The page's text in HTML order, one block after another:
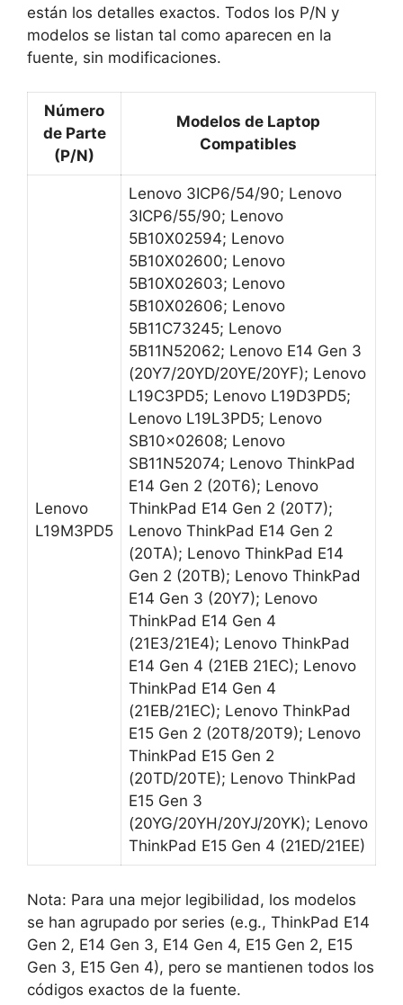
están los detalles exactos. Todos los P/N y
modelos se listan tal como aparecen en la
fuente, sin modificaciones.
Número
de Parte
(P/N)
Modelos de Laptop
Compatibles
Lenovo
L19M3PD5
Lenovo 3ICP6/54/90; Lenovo
3ICP6/55/90; Lenovo
5B10X02594; Lenovo
5B10X02600; Lenovo
5B10X02603; Lenovo
5B10X02606; Lenovo
5B11C73245; Lenovo
5B11N52062; Lenovo E14 Gen 3
(20Y7/20YD/20YE/20YF); Lenovo
L19C3PD5; Lenovo L19D3PD5;
Lenovo L19L3PD5; Lenovo
SB10x02608; Lenovo
SB11N52074; Lenovo ThinkPad
E14 Gen 2 (20T6); Lenovo
ThinkPad E14 Gen 2 (20T7);
Lenovo ThinkPad E14 Gen 2
(20TA); Lenovo ThinkPad E14
Gen 2 (20TB); Lenovo ThinkPad
E14 Gen 3 (20Y7); Lenovo
ThinkPad E14 Gen 4
(21E3/21E4); Lenovo ThinkPad
E14 Gen 4 (21EB 21EC); Lenovo
ThinkPad E14 Gen 4
(21EB/21EC); Lenovo ThinkPad
E15 Gen 2 (20T8/20T9); Lenovo
ThinkPad E15 Gen 2
(20TD/20TE); Lenovo ThinkPad
E15 Gen 3
(20YG/20YH/20YJ/20YK); Lenovo
ThinkPad E15 Gen 4 (21ED/21EE)
Nota: Para una mejor legibilidad, los modelos
se han agrupado por series (e.g., ThinkPad E14
Gen 2, E14 Gen 3, E14 Gen 4, E15 Gen 2, E15
Gen 3, E15 Gen 4), pero se mantienen todos los
códigos exactos de la fuente.